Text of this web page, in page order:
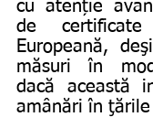
cu atenție
de
Europeană,
măsuri în
dacă această
amânări în ţările